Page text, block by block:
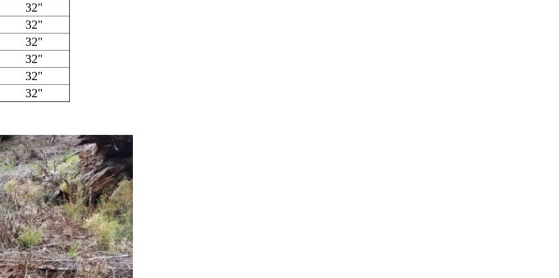
32"
32"
32"
32"
32"
32"